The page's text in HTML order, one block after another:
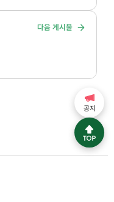
다음 게시물
공지